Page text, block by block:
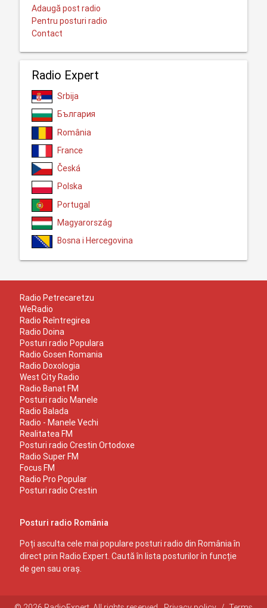
Adaugă post radio
Pentru posturi radio
Contact
Radio Expert
Srbija
България
România
France
Česká
Polska
Portugal
Magyarország
Bosna i Hercegovina
Radio Petrecaretzu
WeRadio
Radio Reîntregirea
Radio Doina
Posturi radio Populara
Radio Gosen Romania
Radio Doxologia
West City Radio
Radio Banat FM
Posturi radio Manele
Radio Balada
Radio - Manele Vechi
Realitatea FM
Posturi radio Crestin Ortodoxe
Radio Super FM
Focus FM
Radio Pro Popular
Posturi radio Crestin
Posturi radio România
Poți asculta cele mai populare posturi radio din România în
direct prin Radio Expert. Caută în lista posturilor în funcție
de gen sau oraș.